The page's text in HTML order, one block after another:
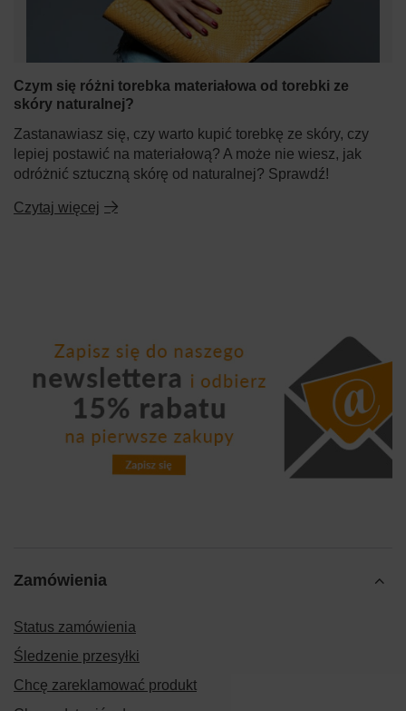
Czym się różni torebka materiałowa od torebki ze
skóry naturalnej?
Zastanawiasz się, czy warto kupić torebkę ze skóry, czy
lepiej postawić na materiałową? A może nie wiesz, jak
odróżnić sztuczną skórę od naturalnej? Sprawdź!
Czytaj więcej
Zamówienia
Status zamówienia
Śledzenie przesyłki
Chcę zareklamować produkt